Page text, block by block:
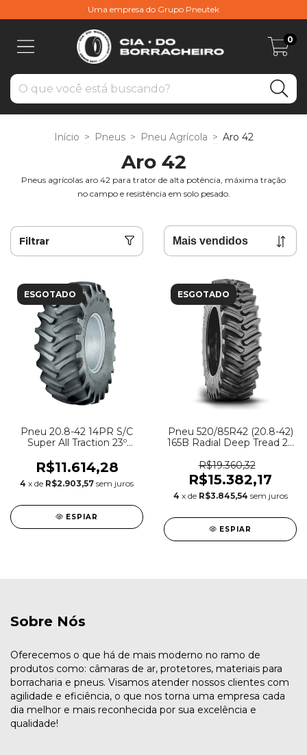
Uma empresa do Grupo Pneutek
0
Início > Pneus > Pneu Agrícola > Aro 42
Aro 42
Pneus agrícolas aro 42 para trator de alta potência, máxima tração
no campo e resistência em solo pesado.
Filtrar
ESGOTADO
Pneu 20.8-42 14PR S/C
Super All Traction 23º
R$11.614,28
4 x de R$2.903,57 sem juros
ESPIAR
ESGOTADO
Pneu 520/85R42 (20.8-42)
165B Radial Deep Tread 23
R$19.360,32
R$15.382,17
4 x de R$3.845,54 sem juros
ESPIAR
Sobre Nós
Oferecemos o que há de mais moderno no ramo de
produtos como: câmaras de ar, protetores, materiais para
borracharia e pneus. Visamos atender nossos clientes com
agilidade e eficiência, o que nos torna uma empresa cada
dia melhor e mais reconhecida por sua excelência e
qualidade!